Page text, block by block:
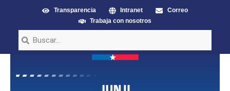
Transparencia Intranet
Correo
Trabaja con nosotros